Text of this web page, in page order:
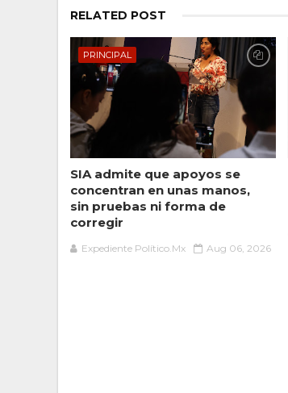
RELATED POST
PRINCIPAL
SIA admite que apoyos se
concentran en unas manos,
sin pruebas ni forma de
corregir
Expediente Político.Mx Aug 06, 2026